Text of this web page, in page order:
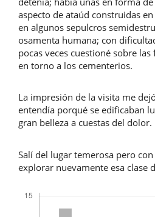
aspecto de ataúd construidas
en algunos sepulcros
osamenta humana; con
pocas veces cuestioné sobre
en torno a los cementerios.
La impresión de la visita me
entendía porqué se edificaban
gran belleza a cuestas del dolor.
Salí del lugar temerosa pero
explorar nuevamente esa clase